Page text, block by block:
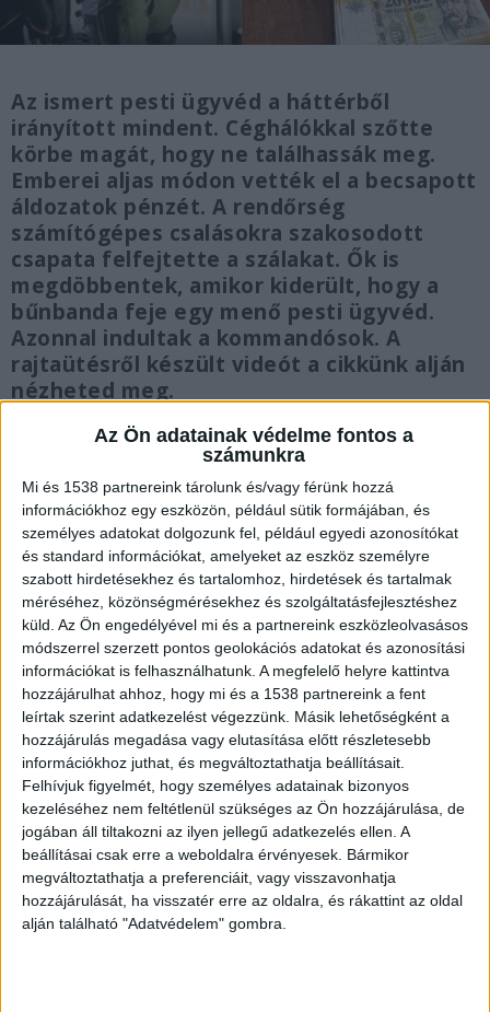
Az Ön adatainak védelme fontos a
számunkra
Mi és 1538 partnereink tárolunk és/vagy férünk hozzá
információkhoz egy eszközön, például sütik formájában, és
személyes adatokat dolgozunk fel, például egyedi azonosítókat
és standard információkat, amelyeket az eszköz személyre
szabott hirdetésekhez és tartalomhoz, hirdetések és tartalmak
méréséhez, közönségmérésekhez és szolgáltatásfejlesztéshez
küld. Az Ön engedélyével mi és a partnereink eszközleolvasásos
módszerrel szerzett pontos geolokációs adatokat és azonosítási
információkat is felhasználhatunk. A megfelelő helyre kattintva
hozzájárulhat ahhoz, hogy mi és a 1538 partnereink a fent
leírtak szerint adatkezelést végezzünk. Másik lehetőségként a
hozzájárulás megadása vagy elutasítása előtt részletesebb
információkhoz juthat, és megváltoztathatja beállításait.
Felhívjuk figyelmét, hogy személyes adatainak bizonyos
kezeléséhez nem feltétlenül szükséges az Ön hozzájárulása, de
jogában áll tiltakozni az ilyen jellegű adatkezelés ellen. A
beállításai csak erre a weboldalra érvényesek. Bármikor
megváltoztathatja a preferenciáit, vagy visszavonhatja
hozzájárulását, ha visszatér erre az oldalra, és rákattint az oldal
alján található "Adatvédelem" gombra.
Az ismert pesti ügyvéd a háttérből
irányított mindent. Céghálókkal szőtte
körbe magát, hogy ne találhassák meg.
Emberei aljas módon vették el a becsapott
áldozatok pénzét. A rendőrség
számítógépes csalásokra szakosodott
csapata felfejtette a szálakat. Ők is
megdöbbentek, amikor kiderült, hogy a
bűnbanda feje egy menő pesti ügyvéd.
Azonnal indultak a kommandósok. A
rajtaütésről készült videót a cikkünk alján
nézheted meg.
Követték a rendőrök a pénz útját
Rengeteg online csalásról adtunk hírt mi is.
Számos esetben a csalók valamilyen trükkel
megszerzik az áldozatok bankszámla adatait és
az ott lévő pénzt villámgyorsan eltüntetik. A
nyomozók utána mentek az utalásoknak,
követték a pénzek banki útját, a végén
meglepetést találtak: egy jónevű pesti ügyvédet.
A Kékvillogó legfrissebb híreit ide kattintva éred
el! A Facebookon már 341 ezernél is többen
követnek minket.